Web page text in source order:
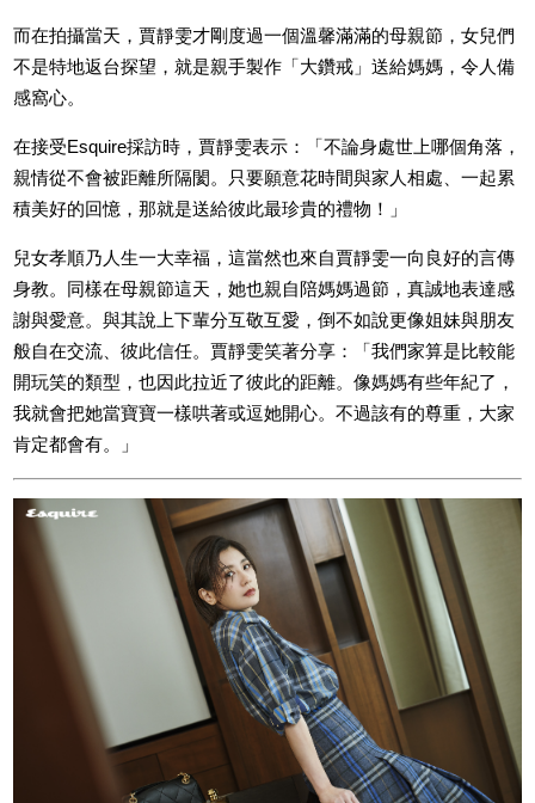
而在拍攝當天，賈靜雯才剛度過一個溫馨滿滿的母親節，女兒們
不是特地返台探望，就是親手製作「大鑽戒」送給媽媽，令人備
感窩心。
在接受Esquire採訪時，賈靜雯表示：「不論身處世上哪個角落，
親情從不會被距離所隔閡。只要願意花時間與家人相處、一起累
積美好的回憶，那就是送給彼此最珍貴的禮物！」
兒女孝順乃人生一大幸福，這當然也來自賈靜雯一向良好的言傳
身教。同樣在母親節這天，她也親自陪媽媽過節，真誠地表達感
謝與愛意。與其說上下輩分互敬互愛，倒不如說更像姐妹與朋友
般自在交流、彼此信任。賈靜雯笑著分享：「我們家算是比較能
開玩笑的類型，也因此拉近了彼此的距離。像媽媽有些年紀了，
我就會把她當寶寶一樣哄著或逗她開心。不過該有的尊重，大家
肯定都會有。」